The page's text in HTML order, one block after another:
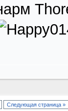
Следующая страница »